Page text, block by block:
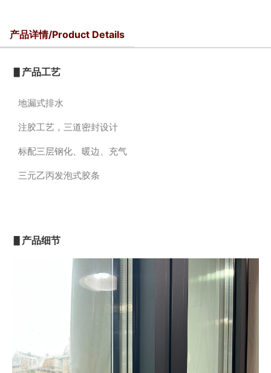
产品详情/Product Details
▋产品工艺
地漏式排水
注胶工艺，三道密封设计
标配三层钢化、暖边、充气
三元乙丙发泡式胶条
▋产品细节